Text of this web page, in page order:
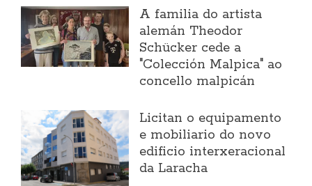
A familia do artista
alemán Theodor
Schücker cede a
"Colección Malpica" ao
concello malpicán
Licitan o equipamento
e mobiliario do novo
edificio interxeracional
da Laracha